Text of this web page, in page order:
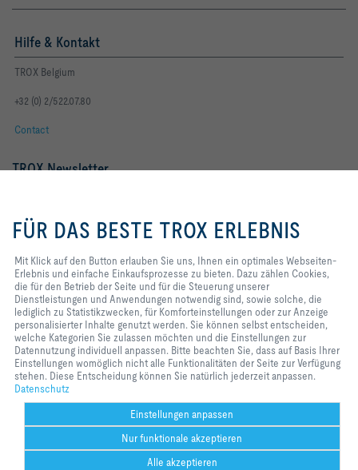
Hilfe & Kontakt
TROX Belgium
+32 (0) 2/522.07.80
Contact
TROX Newsletter
Newsletter footer form legal terms Jetzt abonnieren
Home Kontakt
Sie uns, Ihnen ein optimales
Webseiten-Erlebnis und einfache
zählen Cookies, die für den
Betrieb der Seite und für die
Steuerung unserer
Dienstleistungen und
Anwendungen notwendig sind,
sowie solche, die lediglich zu
Statistikzwecken, für
Komforteinstellungen oder zur
Anzeige personalisierter Inhalte
genutzt werden. Sie können selbst
Sie zulassen möchten und die
Einstellungen zur Datennutzung
individuell anpassen. Bitte
beachten Sie, dass auf Basis Ihrer
Einstellungen womöglich nicht alle
Funktionalitäten der Seite zur
FÜR DAS BESTE TROX ERLEBNIS
Mit Klick auf den Button erlauben Sie uns, Ihnen ein optimales Webseiten-
Erlebnis und einfache Einkaufsprozesse zu bieten. Dazu zählen Cookies,
die für den Betrieb der Seite und für die Steuerung unserer
Dienstleistungen und Anwendungen notwendig sind, sowie solche, die
lediglich zu Statistikzwecken, für Komforteinstellungen oder zur Anzeige
personalisierter Inhalte genutzt werden. Sie können selbst entscheiden,
welche Kategorien Sie zulassen möchten und die Einstellungen zur
Datennutzung individuell anpassen. Bitte beachten Sie, dass auf Basis Ihrer
Einstellungen womöglich nicht alle Funktionalitäten der Seite zur Verfügung
stehen. Diese Entscheidung können Sie natürlich jederzeit anpassen.
Datenschutz
Einstellungen anpassen
Nur funktionale akzeptieren
Alle akzeptieren